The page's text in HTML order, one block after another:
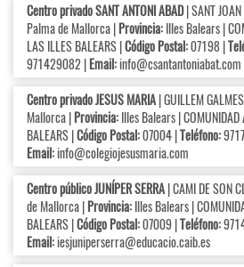
Centro privado SANT ANTONI ABAD| SANT
Palma de Mallorca |Provincia:Illes Balears |
LAS ILLES BALEARS |Código Postal:07198 |
971429082 |Email:info@csantantoniabat.com
Centro privado JESUS MARIA| GUILLEM
Mallorca |Provincia:Illes Balears | COMUNIDAD
BALEARS |Código Postal:07004 |Teléfono:
Email:info@colegiojesusmaria.com
Centro público JUNÍPER SERRA| CAMI DE SON
de Mallorca |Provincia:Illes Balears |
BALEARS |Código Postal:07009 |Teléfono:
Email:iesjuniperserra@educacio.caib.es